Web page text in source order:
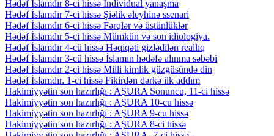
Hədəf İslamdır 8-ci hissə İndividual yanaşma
Hədəf İslamdır 7-ci hissə Şiəlik əleyhinə ssenari
Hədəf İslamdır 6-ci hissə Fərqlər və üstünlüklər
Hədəf İslamdır 5-ci hissə Mümkün və son idiologiya.
Hədəf İslamdır 4-cü hissə Həqiqəti gizlədilən reallıq
Hədəf İslamdır 3-cü hissə İslamın hədəfə alınma səbəbi
Hədəf İslamdır 2-ci hissə Milli kimlik güzgüsündə din
Hədəf İslamdır. 1-ci hissə Fikirdən dərkə ilk addım
Hakimiyyətin son hazırlığı : AŞURA Sonuncu, 11-ci hissə
Hakimiyyətin son hazırlığı : AŞURA 10-cu hissə
Hakimiyyətin son hazırlığı : AŞURA 9-cu hissə
Hakimiyyətin son hazırlığı : AŞURA 8-ci hissə